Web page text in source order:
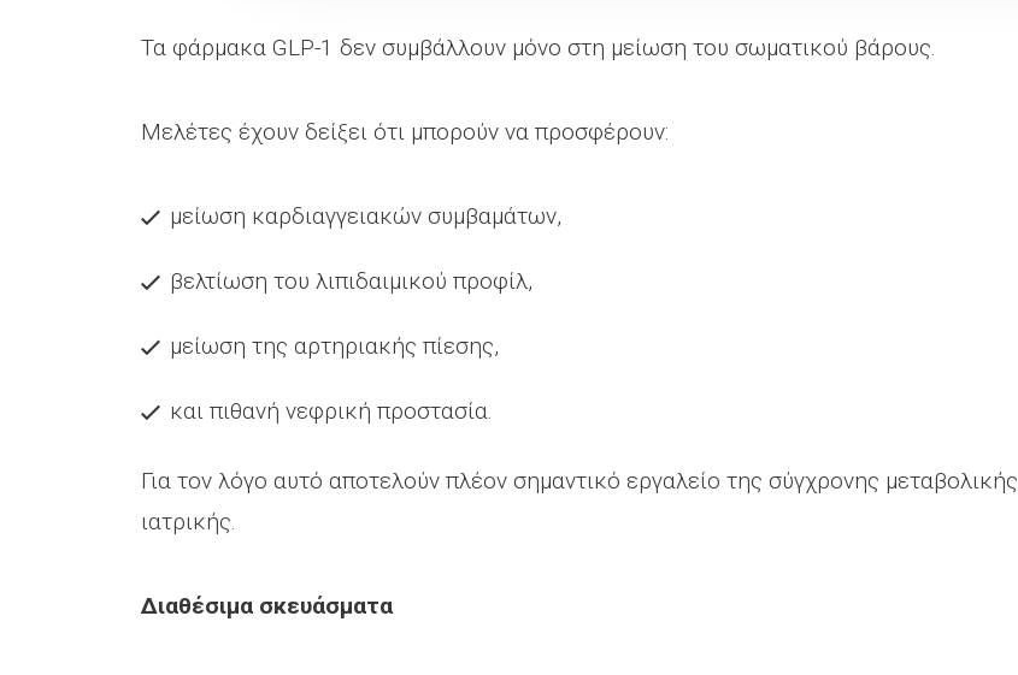
Τα φάρμακα GLP-1 δεν συμβάλλουν μόνο στη μείωση του σωματικού βάρους.
Μελέτες έχουν δείξει ότι μπορούν να προσφέρουν:
μείωση καρδιαγγειακών συμβαμάτων,
βελτίωση του λιπιδαιμικού προφίλ,
μείωση της αρτηριακής πίεσης,
και πιθανή νεφρική προστασία.
Για τον λόγο αυτό αποτελούν πλέον σημαντικό εργαλείο της σύγχρονης μεταβολικής
ιατρικής.
Διαθέσιμα σκευάσματα